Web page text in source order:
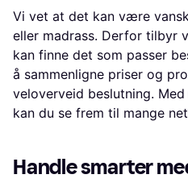
Vi vet at det kan være
eller madrass. Derfor tilbyr
kan finne det som passer
å sammenligne priser og
veloverveid beslutning.
kan du se frem til mange
Handle smarter